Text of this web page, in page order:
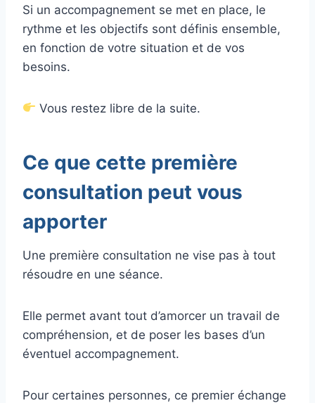
Si un accompagnement se met en place, le
rythme et les objectifs sont définis ensemble,
en fonction de votre situation et de vos
besoins.
Vous restez libre de la suite.
Ce que cette première
consultation peut vous
apporter
Une première consultation ne vise pas à tout
résoudre en une séance.
Elle permet avant tout d’amorcer un travail de
compréhension, et de poser les bases d’un
éventuel accompagnement.
Pour certaines personnes, ce premier échange